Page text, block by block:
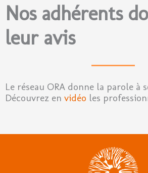
Nos adhérents
leur avis
Le réseau ORA donne la parole à
Découvrez en vidéo les